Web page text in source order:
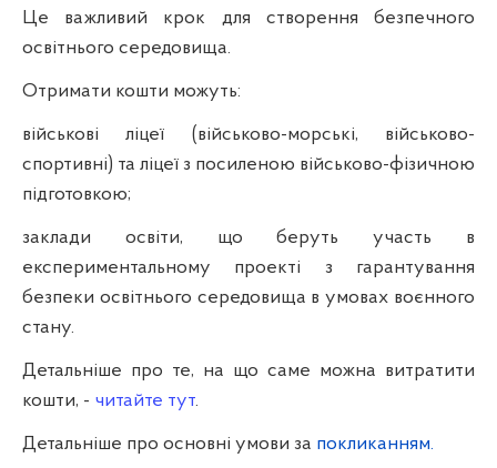
Це важливий крок для створення безпечного
освітнього середовища.
Отримати кошти можуть:
військові ліцеї (військово-морські, військово-
спортивні) та ліцеї з посиленою військово-фізичною
підготовкою;
заклади освіти, що беруть участь в
експериментальному проекті з гарантування
безпеки освітнього середовища в умовах воєнного
стану.
Детальніше про те, на що саме можна витратити
кошти, - читайте тут.
Детальніше про основні умови за покликанням.